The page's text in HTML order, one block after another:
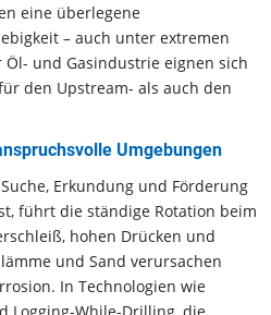
eine überlegene
– auch unter extremen
und Gasindustrie eignen sich
den Upstream- als auch den
Umgebungen
Erkundung und Förderung
führt die ständige Rotation beim
hohen Drücken und
und Sand verursachen
In Technologien wie
Logging-While-Drilling, die